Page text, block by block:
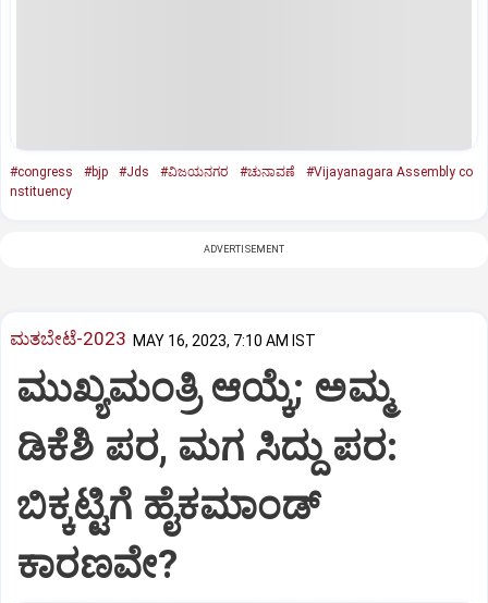
#congress #bjp #Jds #ವಿಜಯನಗರ #ಚುನಾವಣೆ
#Vijayanagara Assembly co
nstituency
ADVERTISEMENT
ಮತಬೇಟೆ-2023 MAY 16, 2023, 7:10 AM IST
ಮುಖ್ಯಮಂತ್ರಿ ಆಯ್ಕೆ; ಅಮ್ಮ
ಡಿಕೆಶಿ ಪರ, ಮಗ ಸಿದ್ದು ಪರ:
ಬಿಕ್ಕಟ್ಟಿಗೆ ಹೈಕಮಾಂಡ್‌
ಕಾರಣವೇ?